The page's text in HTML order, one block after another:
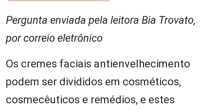
Pergunta enviada pela leitora Bia Trovato,
por correio eletrônico
Os cremes faciais antienvelhecimento
podem ser divididos em cosméticos,
cosmecêuticos e remédios, e estes